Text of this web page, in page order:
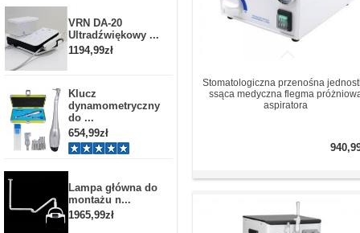
VRN DA-20
Ultradźwiękowy ...
1194,99zł
Klucz
dynamometryczny
do ...
654,99zł
Lampa główna do
montażu n...
1965,99zł
Stomatologiczna przenośna
ssąca medyczna flegma
aspiratora